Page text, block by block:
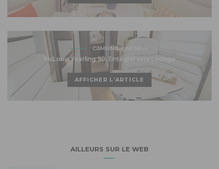
CAMPING-CAR NEUF
McLouis Yearling 90, l’intégral sera Lounge
AFFICHER L'ARTICLE
AILLEURS SUR LE WEB